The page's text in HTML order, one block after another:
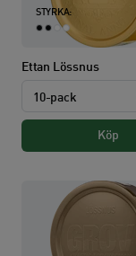
STYRKA:
Ettan Lössnus
10-pack
Köp